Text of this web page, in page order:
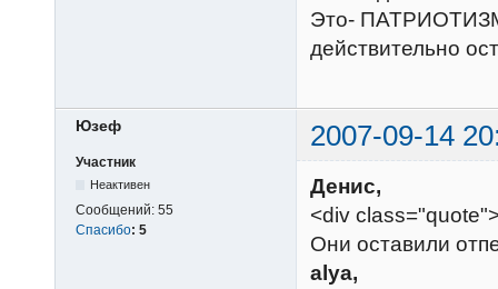
Это-
действительно
Юзеф 2007-09-14
Участник
Неактивен
Сообщений: 55
Спасибо: 5
Денис,
<div
Они оставили
alya,